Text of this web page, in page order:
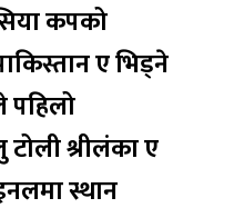
कपको
ए भिड्ने
पहिलो
श्रीलंका ए
स्थान